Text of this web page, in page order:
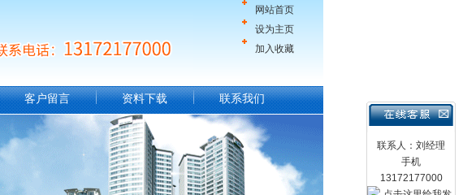
网站首页
设为主页
加入收藏
联系人：刘经理
手机
13172177000
客户留言 资料下载 联系我们